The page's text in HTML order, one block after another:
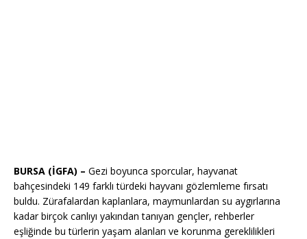
BURSA (İGFA) – Gezi boyunca sporcular, hayvanat
bahçesindeki 149 farklı türdeki hayvanı gözlemleme fırsatı
buldu. Zürafalardan kaplanlara, maymunlardan su aygırlarına
kadar birçok canlıyı yakından tanıyan gençler, rehberler
eşliğinde bu türlerin yaşam alanları ve korunma gereklilikleri